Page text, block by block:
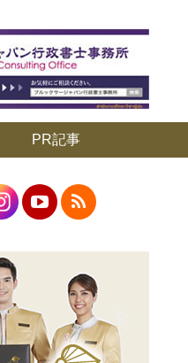
PR記事